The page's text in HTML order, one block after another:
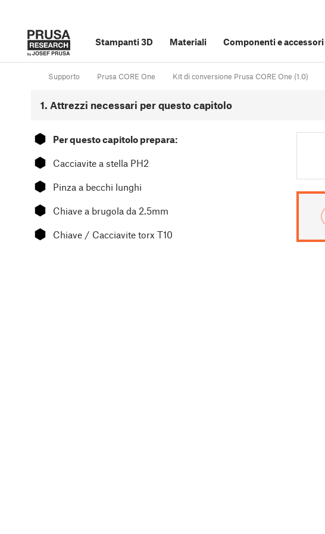
Stampanti 3D Materiali Componenti e accessori
Supporto Prusa CORE One Kit di conversione Prusa CORE One (1.0)
1. Attrezzi necessari per questo capitolo
⬢ Per questo capitolo prepara:
⬢ Cacciavite a stella PH2
⬢ Pinza a becchi lunghi
⬢ Chiave a brugola da 2.5mm
⬢ Chiave / Cacciavite torx T10